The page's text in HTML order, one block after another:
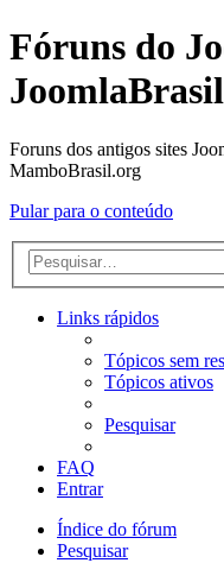
Fóruns do
Foruns dos antigos sites
MamboBrasil.org
Pular para o conteúdo
Links rápidos
Tópicos sem
Tópicos ativos
Pesquisar
FAQ
Entrar
Índice do fórum
Pesquisar